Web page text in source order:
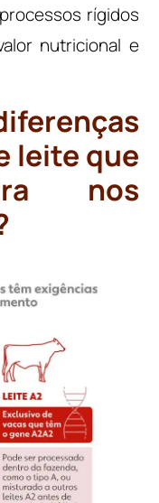
rígidos
nutricional e
leite que
nos